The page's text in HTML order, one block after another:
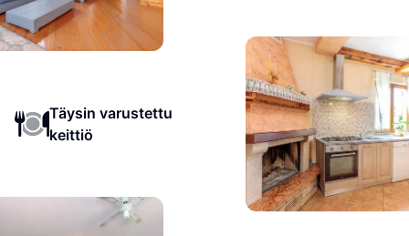
Täysin varustettu
keittiö